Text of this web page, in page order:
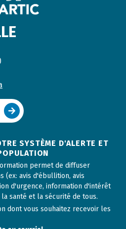
SYSTÈME D'ALERTE ET
permet de diffuser
(ex: avis d'ébullition, avis
d'urgence, information d'intérêt
santé et la sécurité de tous.
dont vous souhaitez recevoir les